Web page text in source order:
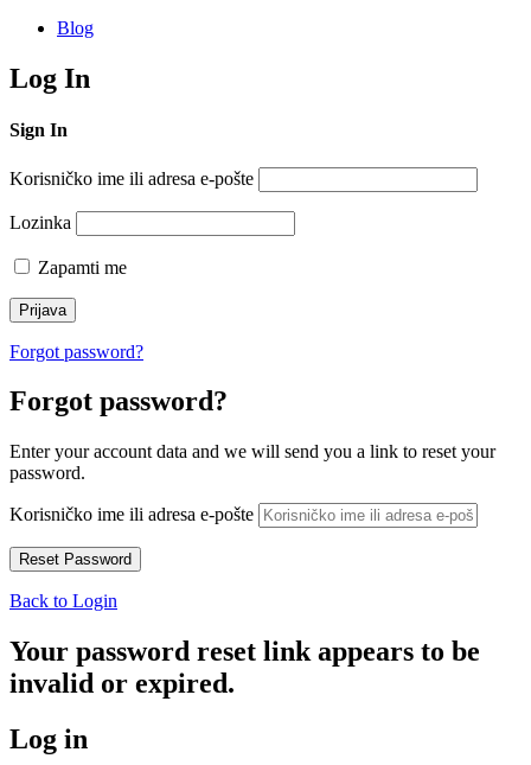
Blog
Log In
Sign In
Korisničko ime ili adresa e-pošte
Lozinka
Zapamti me
Forgot password?
Forgot password?
Enter your account data and we will send you a link to reset your
password.
Korisničko ime ili adresa e-pošte
Back to Login
Your password reset link appears to be
invalid or expired.
Log in